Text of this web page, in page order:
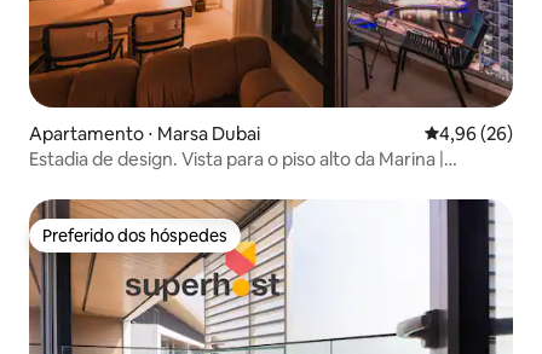
Apartamento ⋅ Marsa Dubai 4,96 de uma
4,96 (26)
Estadia de design. Vista para o piso alto da Marina |
Preferido dos hóspedes
Preferido dos hóspedes